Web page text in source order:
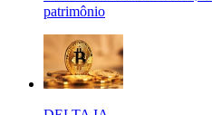
patrimônio